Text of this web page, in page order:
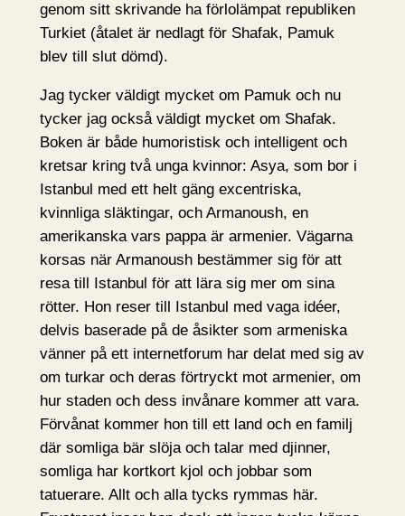
genom sitt skrivande ha förlolämpat republiken
Turkiet (åtalet är nedlagt för Shafak, Pamuk
blev till slut dömd).
Jag tycker väldigt mycket om Pamuk och nu
tycker jag också väldigt mycket om Shafak.
Boken är både humoristisk och intelligent och
kretsar kring två unga kvinnor: Asya, som bor i
Istanbul med ett helt gäng excentriska,
kvinnliga släktingar, och Armanoush, en
amerikanska vars pappa är armenier. Vägarna
korsas när Armanoush bestämmer sig för att
resa till Istanbul för att lära sig mer om sina
rötter. Hon reser till Istanbul med vaga idéer,
delvis baserade på de åsikter som armeniska
vänner på ett internetforum har delat med sig av
om turkar och deras förtryckt mot armenier, om
hur staden och dess invånare kommer att vara.
Förvånat kommer hon till ett land och en familj
där somliga bär slöja och talar med djinner,
somliga har kortkort kjol och jobbar som
tatuerare. Allt och alla tycks rymmas här.